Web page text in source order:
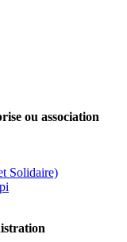
ou association
Solidaire)